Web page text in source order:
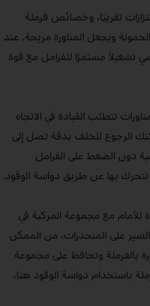
تقريبًا، وخصائص فرملة
ويجعل المناورة مريحة. عند
تشغيلاً مستمرًا للفرامل مع قوة
تتطلب القيادة في الاتجاه
الرجوع للخلف بدقة تصل إلى
دون الضغط على الفرامل
بها عن طريق دواسة الوقود.
مع مجموعة المركبة في
على المنحدرات، من الممكن
بالفرملة وتحافظ على مجموعة
باستخدام دواسة الوقود هنا،